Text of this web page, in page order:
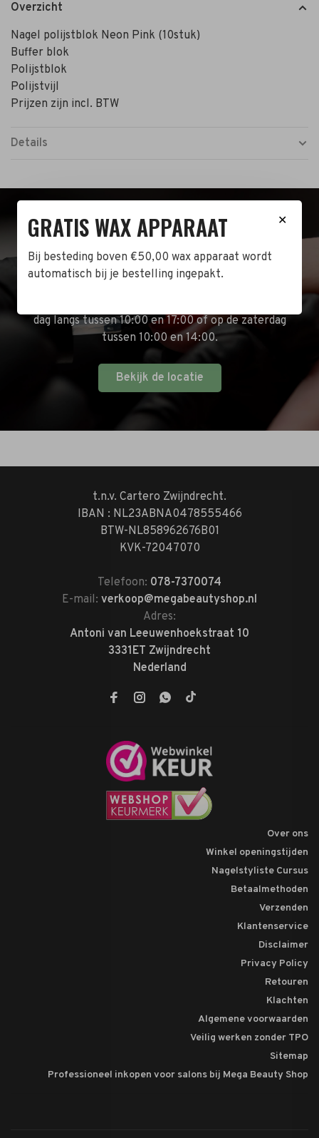
Overzicht
Nagel polijstblok Neon Pink (10stuk)
Buffer blok
Polijstblok
Polijstvijl
Prijzen zijn incl. BTW
Details
BEZOEK DE WINKEL!
Naast de online shop hebben wij ook een fysieke
dag langs tussen 10:00 en 17:00 of op de zaterdag
tussen 10:00 en 14:00.
Bekijk de locatie
t.n.v. Cartero Zwijndrecht.
IBAN : NL23ABNA0478555466
BTW-NL858962676B01
KVK-72047070
Telefoon: 078-7370074
E-mail: verkoop@megabeautyshop.nl
Adres:
Antoni van Leeuwenhoekstraat 10
3331ET Zwijndrecht
Nederland
Over ons
Winkel openingstijden
Nagelstyliste Cursus
Betaalmethoden
Verzenden
Klantenservice
Disclaimer
Privacy Policy
Retouren
Klachten
Algemene voorwaarden
Veilig werken zonder TPO
Sitemap
Professioneel inkopen voor salons bij Mega Beauty Shop
✕
GRATIS WAX APPARAAT
Bij besteding boven €50,00 wax apparaat wordt
automatisch bij je bestelling ingepakt.